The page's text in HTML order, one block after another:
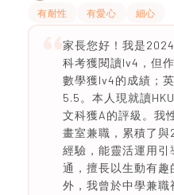
有耐性 有愛心 細心
家長您好！我是
科考獲閱讀lv4，但
數學獲lv4的成績；
5.5。本人現就讀
文科獲A的評級。我
畫室兼職，累積了
經驗，能靈活運用
通，擅長以生動有
外，我曾於中學兼職